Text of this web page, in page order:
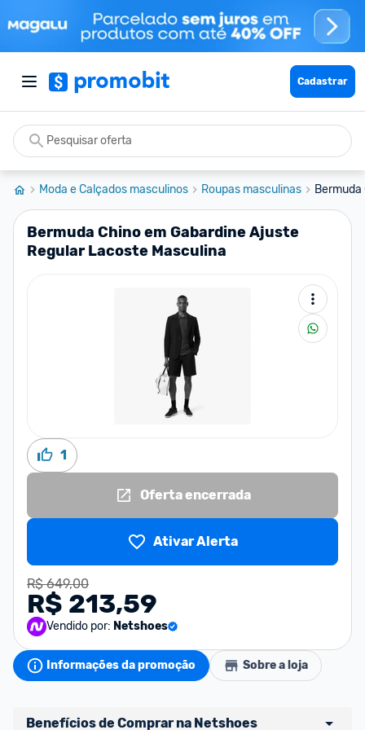
Cadastrar
Moda e Calçados masculinos Roupas masculinas
Bermuda Chino em Gabardine Ajuste
Regular Lacoste Masculina
1
Oferta encerrada
Ativar Alerta
R$ 649,00
R$ 213,59
Vendido por: Netshoes
Informações da promoção Sobre a loja
Benefícios de Comprar na Netshoes